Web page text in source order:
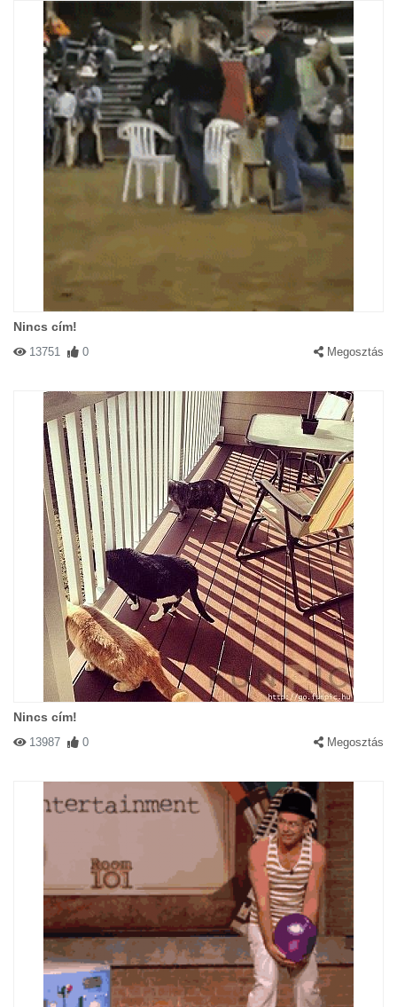
Nincs cím!
13751 0 Megosztás
Nincs cím!
13987 0 Megosztás